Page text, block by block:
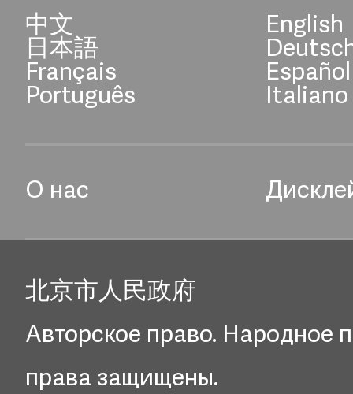
中文 English
日本語
Français Español
Português Italiano
О нас
北京市人民政府
Авторское право. Народное
права защищены.